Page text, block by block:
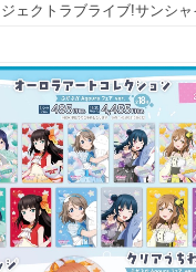
ェクトラブライブ!サンシャ